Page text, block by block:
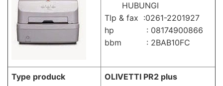
HUBUNGI
Tlp & fax :0261-2201927
hp : 08174900866
bbm : 2BAB10FC
Type produck
OLIVETTI PR2 plus